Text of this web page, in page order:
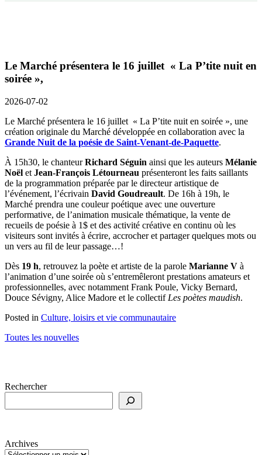
Le Marché présentera le 16 juillet « La P’tite nuit en
soirée »,
2026-07-02
Le Marché présentera le 16 juillet « La P’tite nuit en soirée », une
création originale du Marché développée en collaboration avec la
Grande Nuit de la poésie de Saint-Venant-de-Paquette.
À 15h30, le chanteurRichard Séguin ainsi que les auteurs Mélanie
Noël et Jean-François Létourneau présenteront les faits saillants
de la programmation préparée par le directeur artistique de
l’événement, l’écrivain David Goudreault. De 16h à 19h, le
Marché prendra une couleur poétique avec une ouverture
performative, de l’animation musicale thématique, la vente de
recueils de poésie à 1$ et des activité créative en continu où les
visiteurs sont invités à écrire, accrocher et partager quelques mots ou
un vers au fil de leur passage…!
Dès 19 h, retrouvez la poète et artiste de la parole Marianne V à
l’animation d’une soirée où s’entremêleront prestations amateurs et
professionnelles, avec notamment Frank Poule, Vicky Bernard,
Douce Sévigny, Alice Madore et le collectif Les poètes maudish.
Posted in Culture, loisirs et vie communautaire
Toutes les nouvelles
Rechercher
Archives